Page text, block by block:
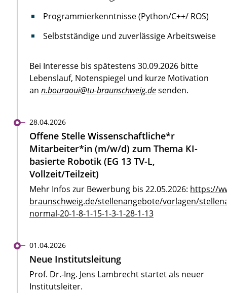
Programmierkenntnisse (Python/C++/ ROS)
Selbstständige und zuverlässige Arbeitsweise
Bei Interesse bis spätestens 30.09.2026 bitte
Lebenslauf, Notenspiegel und kurze Motivation
an n.bouraoui@tu-braunschweig.desenden.
28.04.2026
Offene Stelle Wissenschaftliche*r
Mitarbeiter*in (m/w/d) zum Thema KI-
basierte Robotik (EG 13 TV-L,
Vollzeit/Teilzeit)
Mehr Infos zur Bewerbung bis 22.05.2026: https://
braunschweig.de/stellenangebote/vorlagen/
normal-20-1-8-1-15-1-3-1-28-1-13
01.04.2026
Neue Institutsleitung
Prof. Dr.-Ing. Jens Lambrecht startet als neuer
Institutsleiter.